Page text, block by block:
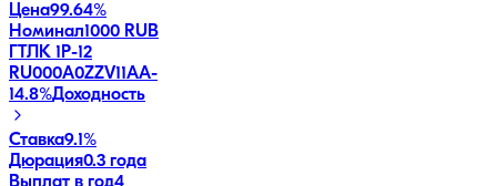
Цена99.64%
Номинал1000 RUB
ГТЛК 1P-12
RU000A0ZZV11AA-
14.8%Доходность
Ставка9.1%
Дюрация0.3 года
Выплат в год4